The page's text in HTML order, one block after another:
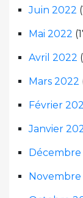
Juin 2022
Mai 2022
Avril 2022
Mars 2022
Février
Janvier
Décembre
Novembre